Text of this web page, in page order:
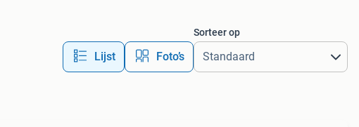
Lijst Foto’s
Sorteer op